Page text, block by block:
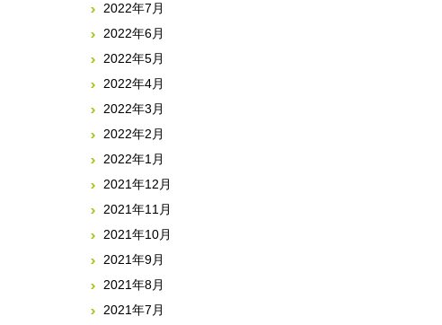
2022年7月
2022年6月
2022年5月
2022年4月
2022年3月
2022年2月
2022年1月
2021年12月
2021年11月
2021年10月
2021年9月
2021年8月
2021年7月